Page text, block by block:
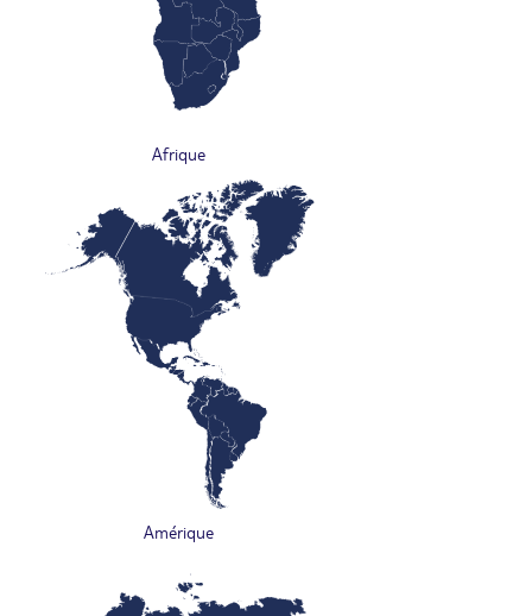
Afrique
Amérique